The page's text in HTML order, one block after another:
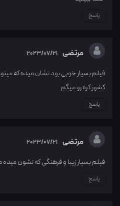
پاسخ
مرتضی 2023/07/21
فیلم بسیار خوبی بود نشان میده که
کشور کره رو میگم
پاسخ
مرتضی 2023/07/21
فیلم بسیار زیبا و فرهنگی که نشون میده
پاسخ